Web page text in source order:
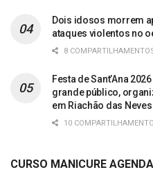
Dois idosos morrem
ataques violentos no
8
Festa de Sant’Ana
grande público,
em Riachão das Neves
10
CURSO MANICURE